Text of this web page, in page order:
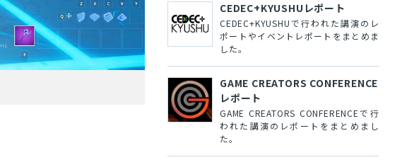
CEDEC+KYUSHUレポート
CEDEC+KYUSHUで行われた講演のレ
ポートやイベントレポートをまとめま
した。
GAME CREATORS CONFERENCE
レポート
GAME CREATORS CONFERENCEで行
われた講演のレポートをまとめまし
た。